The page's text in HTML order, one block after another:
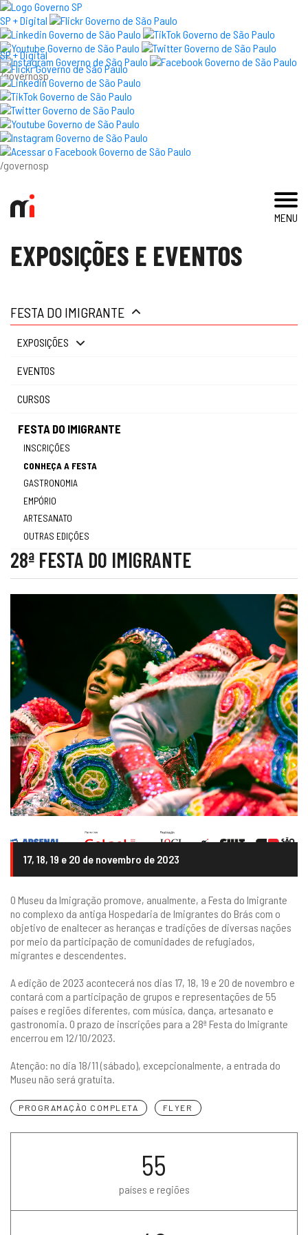
SP + Digital
/governosp
SP + Digital
/governosp
MENU
×
visite
exposições e eventos
acervo e pesquisa
museu
gestão
EXPOSIÇÕES E EVENTOS
FESTA DO IMIGRANTE
EXPOSIÇÕES
EVENTOS
CURSOS
FESTA DO IMIGRANTE
INSCRIÇÕES
CONHEÇA A FESTA
GASTRONOMIA
EMPÓRIO
ARTESANATO
OUTRAS EDIÇÕES
28ª FESTA DO IMIGRANTE
17, 18, 19 e 20 de novembro de 2023
O Museu da Imigração promove, anualmente, a Festa do Imigrante
no complexo da antiga Hospedaria de Imigrantes do Brás com o
objetivo de enaltecer as heranças e tradições de diversas nações
por meio da participação de comunidades de refugiados,
migrantes e descendentes.
A edição de 2023 acontecerá nos dias 17, 18, 19 e 20 de novembro e
contará com a participação de grupos e representações de 55
países e regiões diferentes, com música, dança, artesanato e
gastronomia. O prazo de inscrições para a 28ª Festa do Imigrante
encerrou em 12/10/2023.
Atenção: no dia 18/11 (sábado), excepcionalmente, a entrada do
Museu não será gratuita.
PROGRAMAÇÃO COMPLETA FLYER
55
países e regiões